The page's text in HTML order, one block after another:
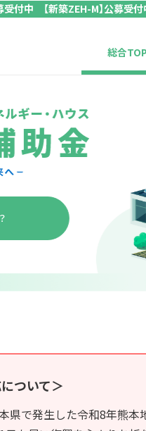
受付中 【新築ZEH-M】公募受
総合TOP
8年度
戸建住宅のZEH・
新築戸建住宅を建築・購入する個
建住宅の販売者となる法人が対象
補助事業の詳細はこちら
ついて＞
県で発生した令和8年熊